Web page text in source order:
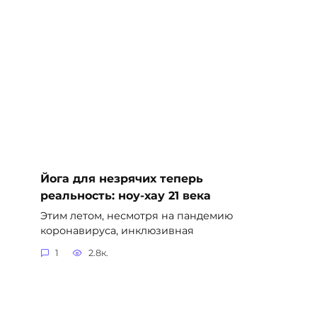
Йога для незрячих теперь
реальность: ноу-хау 21 века
Этим летом, несмотря на пандемию
коронавируса, инклюзивная
1 2.8к.